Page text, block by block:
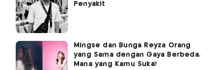
Penyakit
Mingse dan Bunga Reyza Orang
yang Sama dengan Gaya Berbeda,
Mana yang Kamu Suka?